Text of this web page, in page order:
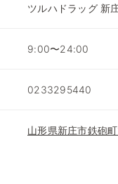
ツルハドラッグ 新
9:00〜24:00
0233295440
山形県新庄市鉄砲